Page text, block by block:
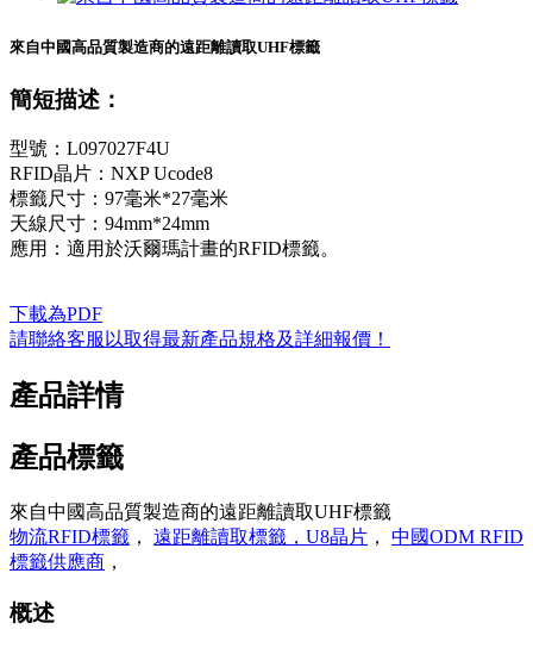
來自中國高品質製造商的遠距離讀取UHF標籤
簡短描述：
型號：L097027F4U
RFID晶片：NXP Ucode8
標籤尺寸：97毫米*27毫米
天線尺寸：94mm*24mm
應用：適用於沃爾瑪計畫的RFID標籤。
下載為PDF
請聯絡客服以取得最新產品規格及詳細報價！
產品詳情
產品標籤
來自中國高品質製造商的遠距離讀取UHF標籤
物流RFID標籤 ， 遠距離讀取標籤，U8晶片 ， 中國ODM RFID
標籤供應商 ，
概述